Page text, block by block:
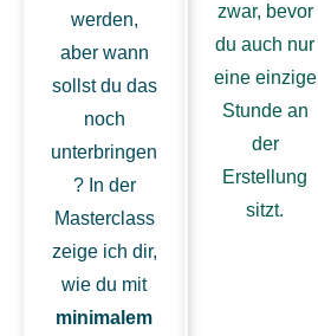
werden,
aber wann
sollst du das
noch
unterbringen
? In der
Masterclass
zeige ich dir,
wie du mit
minimalem
zwar, bevor
du auch nur
eine einzige
Stunde an
der
Erstellung
sitzt.